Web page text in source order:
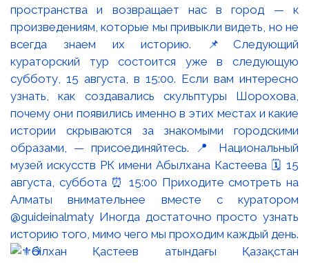
пространства и возвращает нас в город — к
произведениям, которые мы привыкли видеть, но не
всегда знаем их историю. 📌Следующий
кураторский тур состоится уже в следующую
субботу, 15 августа, в 15:00. Если вам интересно
узнать, как создавались скульптуры Шорохова,
почему они появились именно в этих местах и какие
истории скрываются за знакомыми городскими
образами, — присоединяйтесь. 📍 Национальный
музей искусств РК имени Абылхана Кастеева 🗓 15
августа, суббота ⏰ 15:00 Приходите смотреть на
Алматы внимательнее вместе с куратором
@guideinalmaty Иногда достаточно просто узнать
историю того, мимо чего мы проходим каждый день.